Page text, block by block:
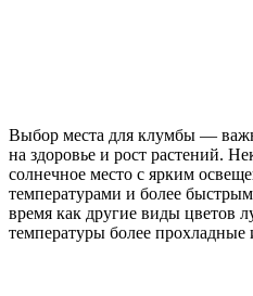
Выбор места для клумбы —
на здоровье и рост растений.
солнечное место с ярким
температурами и более
время как другие виды цветов
температуры более прохладные